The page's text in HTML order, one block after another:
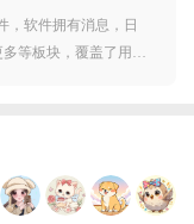
，软件拥有消息，日
等板块，覆盖了用户